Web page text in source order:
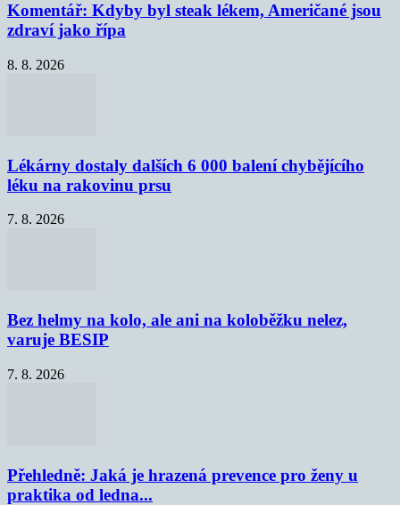
Komentář: Kdyby byl steak lékem, Američané jsou
zdraví jako řípa
8. 8. 2026
Lékárny dostaly dalších 6 000 balení chybějícího
léku na rakovinu prsu
7. 8. 2026
Bez helmy na kolo, ale ani na koloběžku nelez,
varuje BESIP
7. 8. 2026
Přehledně: Jaká je hrazená prevence pro ženy u
praktika od ledna...